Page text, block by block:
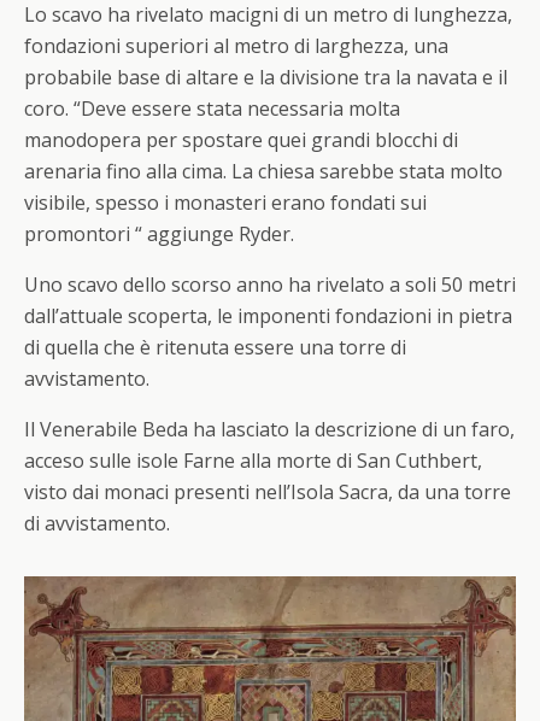
Lo scavo ha rivelato macigni di un metro di lunghezza,
fondazioni superiori al metro di larghezza, una
probabile base di altare e la divisione tra la navata e il
coro. “Deve essere stata necessaria molta
manodopera per spostare quei grandi blocchi di
arenaria fino alla cima. La chiesa sarebbe stata molto
visibile, spesso i monasteri erano fondati sui
promontori “ aggiunge Ryder.
Uno scavo dello scorso anno ha rivelato a soli 50 metri
dall’attuale scoperta, le imponenti fondazioni in pietra
di quella che è ritenuta essere una torre di
avvistamento.
Il Venerabile Beda ha lasciato la descrizione di un faro,
acceso sulle isole Farne alla morte di San Cuthbert,
visto dai monaci presenti nell’Isola Sacra, da una torre
di avvistamento.